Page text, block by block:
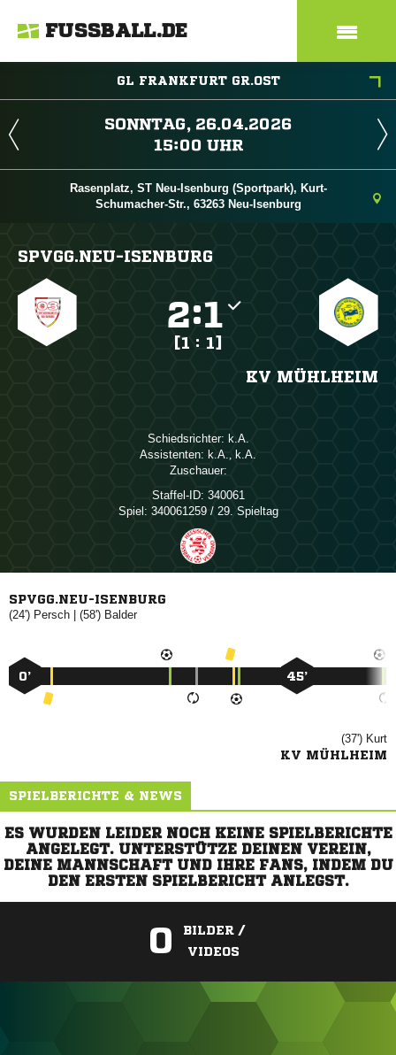
FUSSBALL.DE
GL FRANKFURT GR.OST
 
 
Rasenplatz, ST Neu-Isenburg (Sportpark), Kurt-
Schumacher-Str., 63263 Neu-Isenburg
SPVGG.NEU-ISENBURG
:
[1 : 1]
KV MÜHLHEIM
Schiedsrichter: 
Assistenten: , 
Zuschauer:
Staffel-ID: 340061
Spiel: 340061259 / 29. Spieltag
SPVGG.NEU-ISENBURG
(24')  | (58') 
0’ 45’
(37') 
KV MÜHLHEIM
SPIELBERICHTE & NEWS
ES WURDEN LEIDER NOCH KEINE SPIELBERICHTE
ANGELEGT. UNTERSTÜTZE DEINEN VEREIN,
DEINE MANNSCHAFT UND IHRE FANS, INDEM DU
DEN ERSTEN SPIELBERICHT ANLEGST.
0
BILDER /
VIDEOS